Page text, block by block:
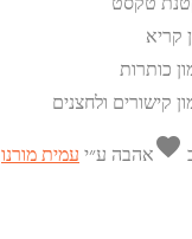
קריא
כותרות
קישורים ולחצנים
favoriteאהבה ע״י עמית מורנו